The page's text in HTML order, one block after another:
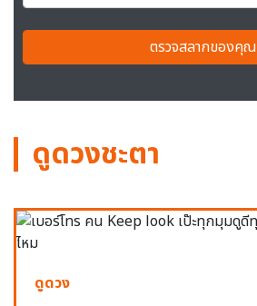
ตรวจสลากของคุณ
ดูดวงชะตา
ดูดวง